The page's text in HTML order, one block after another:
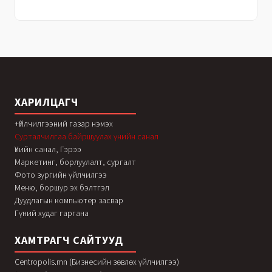
ХАРИЛЦАГЧ
+Үйлчилгээний газар нэмэх
Сурталчилгаа байршуулах үнийн санал
Үнийн санал, Гэрээ
Маркетинг, борлуулалт, сургалт
Фото зургийн үйлчилгээ
Меню, боршур эх бэлтгэл
Дуудлагын компьютер засвар
Гүний худаг гаргана
ХАМТРАГЧ САЙТУУД
Centropolis.mn (Бизнесийн зөвлөх үйлчилгээ)